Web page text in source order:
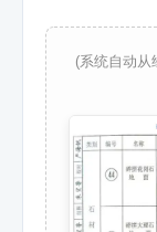
(系统自动从